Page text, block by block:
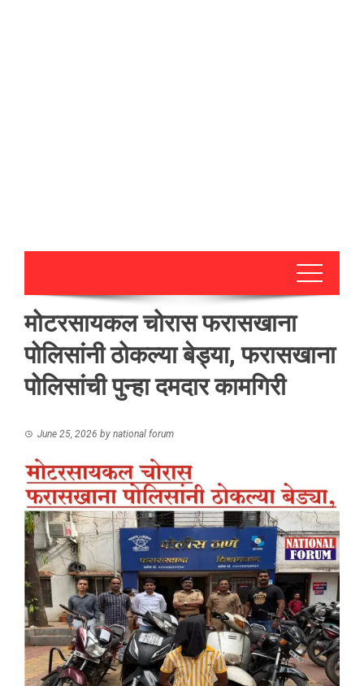
मोटरसायकल चोरास फरासखाना
पोलिसांनी ठोकल्या बेड्या, फरासखाना
पोलिसांची पुन्हा दमदार कामगिरी
June 25, 2026 by national forum